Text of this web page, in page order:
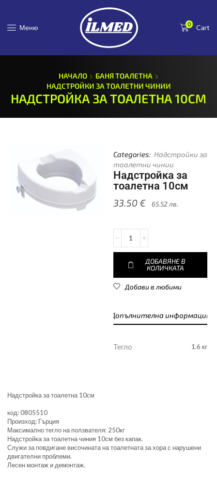
Меню 0 Cart
НАЧАЛО
БАНЯ ТОАЛЕТНА
НАДСТРОЙКИ ЗА ТОАЛЕТНИ ЧИНИИ
НАДСТРОЙКА ЗА ТОАЛЕТНА 10СМ
Categories: Надстройки за
тоалетни чинии
Надстройка за
тоалетна 10см
33.50 € 65.52лв.
ДОБАВЯНЕ В
КОЛИЧКАТА
Добави в любими
Допълнителна информация
Тегло 1.6 кг
Надстройка за тоалетна 10см
код: 0805510
Произход: Гърция
Максимално тегло на ползвателя: 250кг
Надстройка за тоалетна чиния 10см без капак.
Служи за повдигане височината на тоалетната за хора с нарушени
двигателни проблеми.
Лесен монтаж и демонтаж.